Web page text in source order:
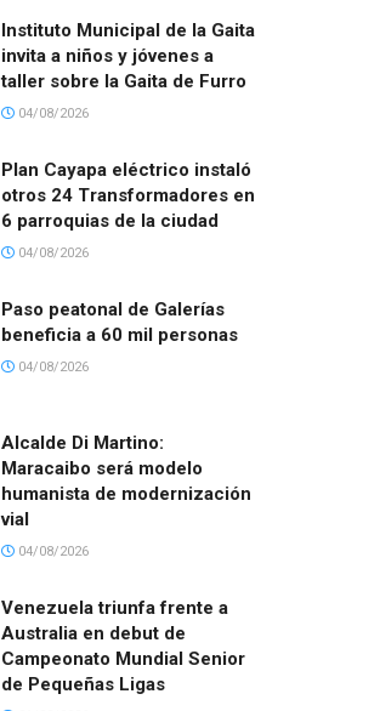
Instituto Municipal de la Gaita
invita a niños y jóvenes a
taller sobre la Gaita de Furro
04/08/2026
Plan Cayapa eléctrico instaló
otros 24 Transformadores en
6 parroquias de la ciudad
04/08/2026
Paso peatonal de Galerías
beneficia a 60 mil personas
04/08/2026
Alcalde Di Martino:
Maracaibo será modelo
humanista de modernización
vial
04/08/2026
Venezuela triunfa frente a
Australia en debut de
Campeonato Mundial Senior
de Pequeñas Ligas